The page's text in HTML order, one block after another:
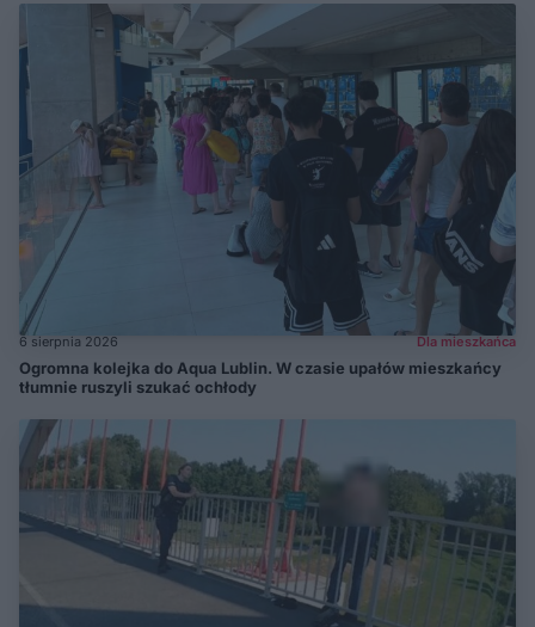
6 sierpnia 2026 Dla mieszkańca
Ogromna kolejka do Aqua Lublin. W czasie upałów mieszkańcy
tłumnie ruszyli szukać ochłody